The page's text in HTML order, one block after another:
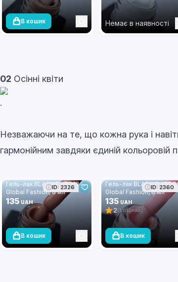
В кошик Немає в наявності
02 Осінні квіти
.
Незважаючи на те, що кожна рука і
гармонійним завдяки єдиній кольоровій
ID: 2326
Гель-лак BLACK ELITE 124,
Global Fashion, 8 мл
135 UAH
В кошик
ID: 2360
Гель-лак BLACK ELITE
Global Fashion, 8 мл
135UAH
2(1 оцінка)
В кошик